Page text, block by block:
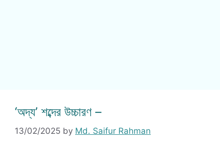
‘অদ্য’ শব্দের উচ্চারণ –
13/02/2025 by Md. Saifur Rahman